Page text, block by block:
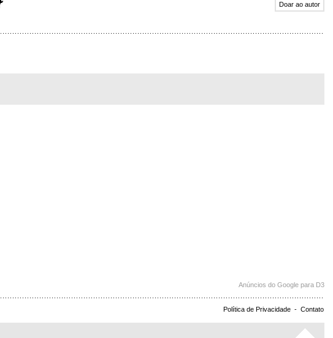
Doar ao autor
Anúncios do Google para D3
Política de Privacidade - Contato